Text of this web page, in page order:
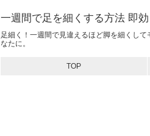
一週間で足を細くする方法 即
足細く！一週間で見違えるほど脚を細くし
なたに。
TOP